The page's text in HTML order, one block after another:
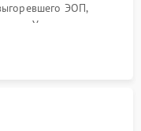
ЭОП,
Ультразвуковая
с линз объектива и